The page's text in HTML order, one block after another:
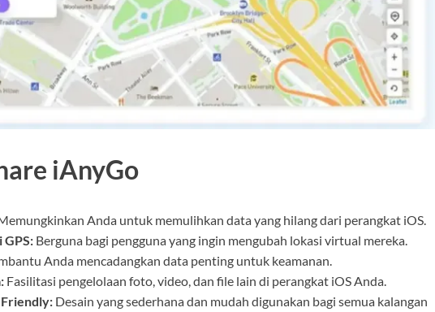
iAnyGo
Anda untuk memulihkan data yang hilang dari perangkat iOS.
GPS: Berguna bagi pengguna yang ingin mengubah lokasi virtual mereka.
Anda mencadangkan data penting untuk keamanan.
Fasilitasi pengelolaan foto, video, dan file lain di perangkat iOS Anda.
Desain yang sederhana dan mudah digunakan bagi semua kalangan